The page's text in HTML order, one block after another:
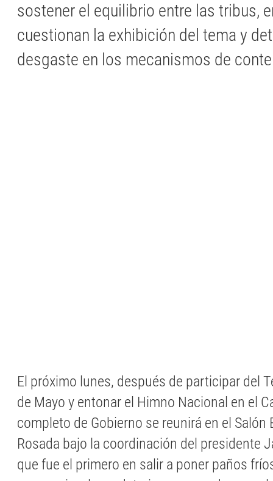
sostener el equilibrio entre las tribus,
cuestionan la exhibición del tema y
desgaste en los mecanismos de
El próximo lunes, después de participar del
de Mayo y entonar el Himno Nacional en el
completo de Gobierno se reunirá en el Salón
Rosada bajo la coordinación del presidente
que fue el primero en salir a poner paños